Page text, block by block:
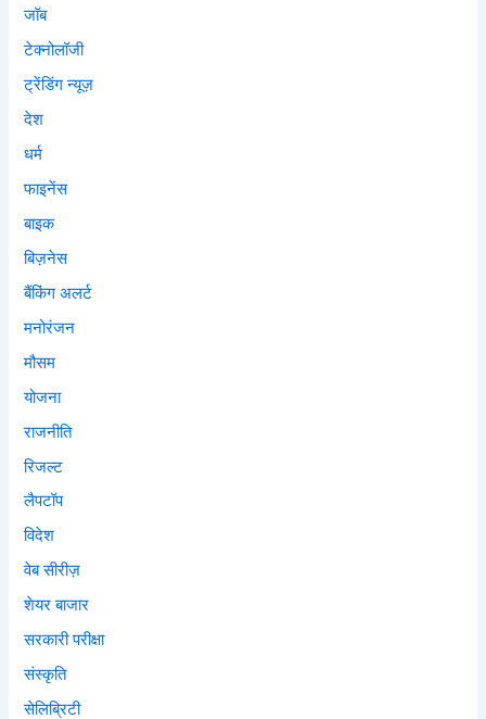
जॉब
टेक्नोलॉजी
ट्रेंडिंग न्यूज़
देश
धर्म
फाइनेंस
बाइक
बिज़नेस
बैंकिंग अलर्ट
मनोरंजन
मौसम
योजना
राजनीति
रिजल्ट
लैपटॉप
विदेश
वेब सीरीज़
शेयर बाजार
सरकारी परीक्षा
संस्कृति
सेलिब्रिटी